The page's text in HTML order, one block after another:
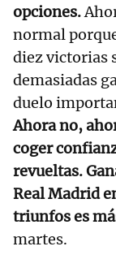
opciones.
normal
diez victorias
demasiadas
duelo
Ahora no,
coger
revueltas.
Real Madrid
triunfos es
martes.